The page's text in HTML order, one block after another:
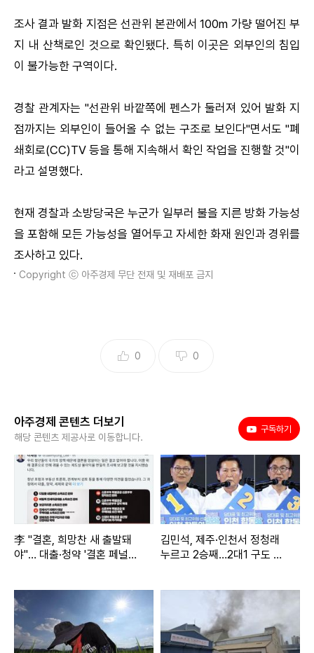
조사 결과 발화 지점은 선관위 본관에서 100m 가량 떨어진 부
지 내 산책로인 것으로 확인됐다. 특히 이곳은 외부인의 침입
이 불가능한 구역이다.
경찰 관계자는 "선관위 바깥쪽에 펜스가 둘러져 있어 발화 지
점까지는 외부인이 들어올 수 없는 구조로 보인다"면서도 "폐
쇄회로(CC)TV 등을 통해 지속해서 확인 작업을 진행할 것"이
라고 설명했다.
현재 경찰과 소방당국은 누군가 일부러 불을 지른 방화 가능성
을 포함해 모든 가능성을 열어두고 자세한 화재 원인과 경위를
조사하고 있다.
Copyright ⓒ 아주경제 무단 전재 및 재배포 금지
0 0
아주경제 콘텐츠 더보기
해당 콘텐츠 제공사로 이동합니다.
구독하기
李 "결혼, 희망찬 새 출발돼
야"… 대출·청약 '결혼 페널티'
김민석, 제주·인천서 정청래
누르고 2승째…2대1 구도 완